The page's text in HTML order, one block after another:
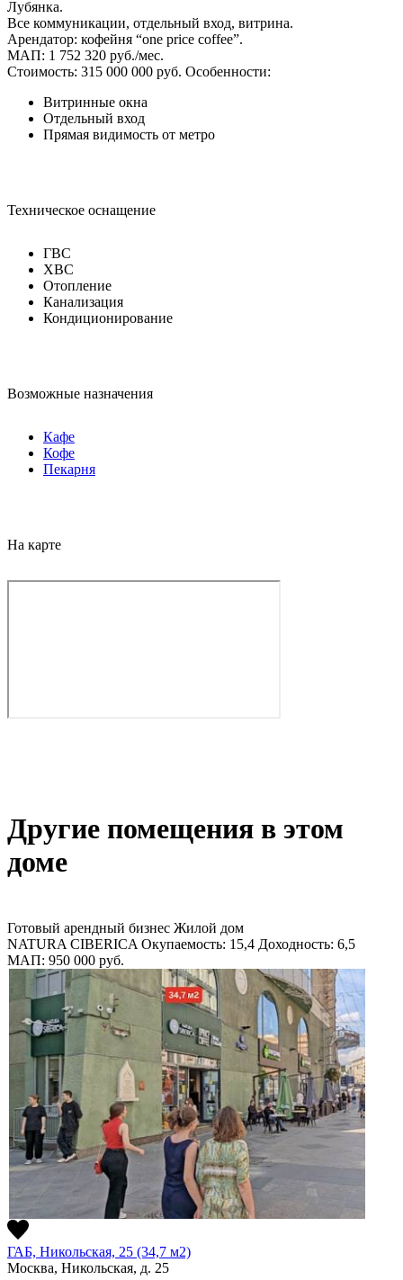
Лубянка.
Все коммуникации, отдельный вход, витрина.
Арендатор: кофейня “one price coffee”.
МАП: 1 752 320 руб./мес.
Стоимость: 315 000 000 руб. Особенности:
Витринные окна
Отдельный вход
Прямая видимость от метро
Техническое оснащение
ГВС
ХВС
Отопление
Канализация
Кондиционирование
Возможные назначения
Кафе
Кофе
Пекарня
На карте
Другие помещения в этом
доме
Готовый арендный бизнес Жилой дом
NATURA CIBERICA Окупаемость: 15,4 Доходность: 6,5
МАП: 950 000 руб.
ГАБ, Никольская, 25 (34,7 м2)
Москва, Никольская, д. 25